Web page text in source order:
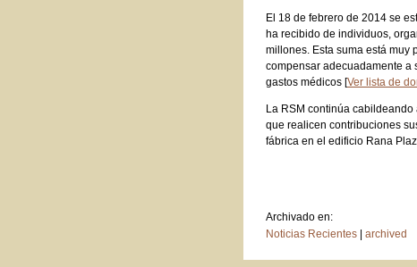
El 18 de febrero de 2014 se
ha recibido de individuos,
millones. Esta suma está
compensar adecuadamente a
gastos médicos [Ver lista de
La RSM continúa
que realicen contribuciones
fábrica en el edificio Rana
Archivado en:
Noticias Recientes | archived